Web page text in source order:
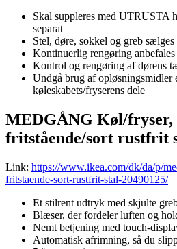
Skal suppleres med UTRUSTA
separat
Stel, døre, sokkel og greb sælges
Kontinuerlig rengøring
Kontrol og rengøring af dørens
Undgå brug af opløsningsmidler
køleskabets/fryserens dele
MEDGÅNG Køl/fryser,
fritstående/sort rustfrit
Link: https://www.ikea.com/dk/da/p/
fritstaende-sort-rustfrit-stal-20490125/
Et stilrent udtryk med skjulte
Blæser, der fordeler luften og
Nemt betjening med touch-
Automatisk afrimning, så du